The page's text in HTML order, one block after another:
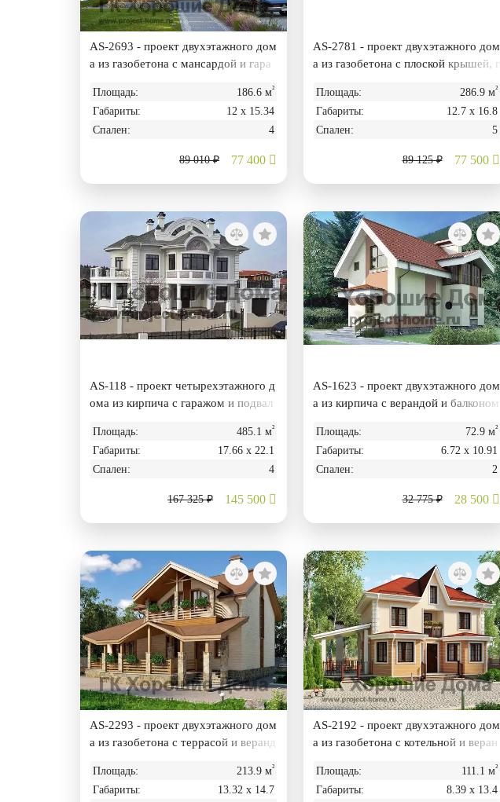
AS-2693 - проект двухэтажного дом
а из газобетона с мансардой и гара
Площадь: 186.6 м²
Габариты:
12 х 15.34
Спален:
4
89 010 ₽ 77 400
AS-2781 - проект двухэтажного дом
а из газобетона с плоской крышей, г
Площадь: 286.9 м²
Габариты:
12.7 х 16.8
Спален:
5
89 125 ₽ 77 500
AS-118 - проект четырехэтажного д
ома из кирпича с гаражом и подвал
Площадь: 485.1 м²
Габариты:
17.66 х 22.1
Спален:
4
167 325 ₽ 145 500
AS-1623 - проект двухэтажного дом
а из кирпича с верандой и балконом
Площадь: 72.9 м²
Габариты:
6.72 х 10.91
Спален:
2
32 775 ₽ 28 500
AS-2293 - проект двухэтажного дом
а из газобетона с террасой и веранд
Площадь: 213.9 м²
Габариты:
13.32 х 14.7
AS-2192 - проект двухэтажного дом
а из газобетона с котельной и веран
Площадь: 111.1 м²
Габариты:
8.39 х 13.4